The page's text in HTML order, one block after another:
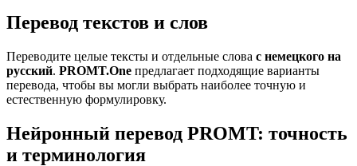
Перевод текстов и слов
Переводите целые тексты и отдельные слова с немецкого на
русский. PROMT.One предлагает подходящие варианты
перевода, чтобы вы могли выбрать наиболее точную и
естественную формулировку.
Нейронный перевод PROMT: точность
и терминология